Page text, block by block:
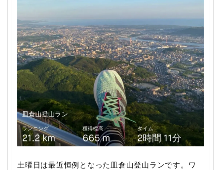
土曜日は最近恒例となった皿倉山登山ランです。ワ